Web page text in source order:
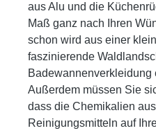
aus Alu und die
Maß ganz nach Ihren
schon wird aus einer
faszinierende
Badewannenverkleidung
Außerdem müssen Sie
dass die Chemikalien
Reinigungsmitteln auf